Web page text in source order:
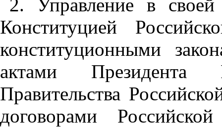
2. Управление в своей
Конституцией
конституционными
актами Президента
Правительства
договорами